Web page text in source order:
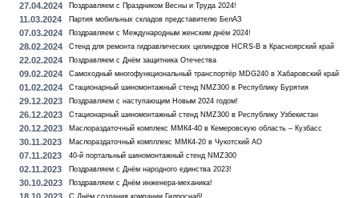
27.04.2024 Поздравляем с Праздником Весны и Труда 2024!
11.03.2024 Партия мобильных складов представителю БелАЗ
07.03.2024 Поздравляем с Международным женским днём 2024!
28.02.2024 Стенд для ремонта гидравлических цилиндров HCRS-B в Красноярский край
22.02.2024 Поздравляем с Днём защитника Отечества
09.02.2024 Самоходный многофункциональный транспортёр MDG240 в Хабаровский край
01.02.2024 Стационарный шиномонтажный стенд NMZ300 в Республику Бурятия
29.12.2023 Поздравляем с наступающим Новым 2024 годом!
26.12.2023 Стационарный шиномонтажный стенд NMZ300 в Республику Узбекистан
20.12.2023 Маслораздаточный комплекс ММК4-40 в Кемеровскую область – Кузбасс
30.11.2023 Маслораздаточный компллекс ММК4-20 в Чукотский АО
07.11.2023 40-й портальный шиномонтажный стенд NMZ300
02.11.2023 Поздравляем с Днём народного единства 2023!
30.10.2023 Поздравляем с Днём инженера-механика!